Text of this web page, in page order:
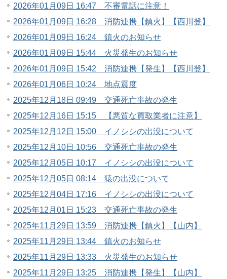
2026年01月09日 16:47 不審電話に注意！
2026年01月09日 16:28 消防連携【鎮火】【西川登】
2026年01月09日 16:24 鎮火のお知らせ
2026年01月09日 15:44 火災発生のお知らせ
2026年01月09日 15:42 消防連携【発生】【西川登】
2026年01月06日 10:24 地点震度
2025年12月18日 09:49 交通死亡事故の発生
2025年12月16日 15:15 【悪質な買取業者に注意】
2025年12月12日 15:00 イノシシの出没について
2025年12月10日 10:56 交通死亡事故の発生
2025年12月05日 10:17 イノシシの出没について
2025年12月05日 08:14 猿の出没について
2025年12月04日 17:16 イノシシの出没について
2025年12月01日 15:23 交通死亡事故の発生
2025年11月29日 13:59 消防連携【鎮火】【山内】
2025年11月29日 13:44 鎮火のお知らせ
2025年11月29日 13:33 火災発生のお知らせ
2025年11月29日 13:25 消防連携【発生】【山内】